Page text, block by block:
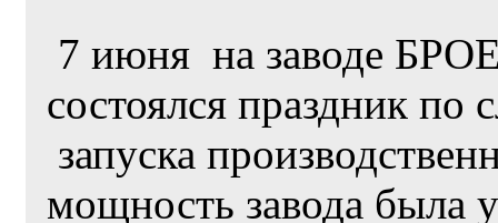
7 июня на заводе
состоялся праздник по
запуска
мощность завода была